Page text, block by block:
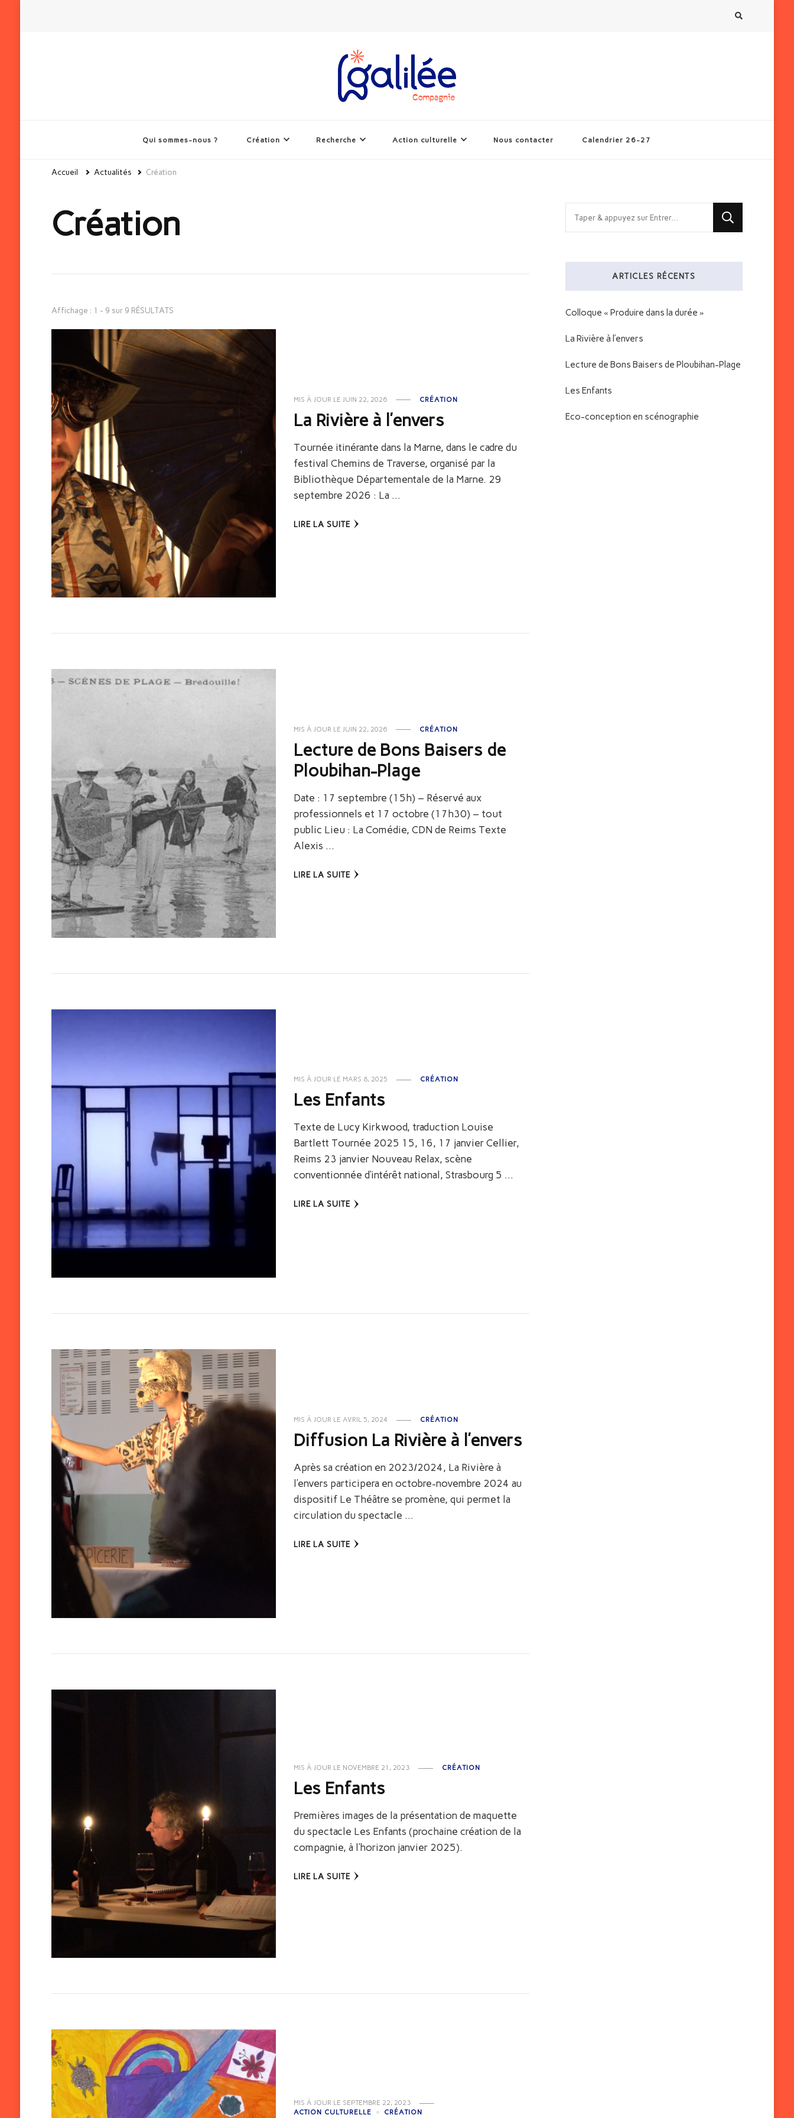
Qui sommes-nous ? Création Recherche Action culturelle Nous contacter Calendrier 26-27
Accueil Actualités Création
Création
Affichage : 1 - 9 sur 9 RÉSULTATS
MIS À JOUR LE JUIN 22, 2026 CRÉATION
La Rivière à l’envers
Tournée itinérante dans la Marne, dans le cadre du
festival Chemins de Traverse, organisé par la
Bibliothèque Départementale de la Marne. 29
septembre 2026 : La …
LIRE LA SUITE
MIS À JOUR LE JUIN 22, 2026 CRÉATION
Lecture de Bons Baisers de
Ploubihan-Plage
Date : 17 septembre (15h) – Réservé aux
professionnels et 17 octobre (17h30) – tout
public Lieu : La Comédie, CDN de Reims Texte
Alexis …
LIRE LA SUITE
MIS À JOUR LE MARS 8, 2025 CRÉATION
Les Enfants
Texte de Lucy Kirkwood, traduction Louise
Bartlett Tournée 2025 15, 16, 17 janvier Cellier,
Reims 23 janvier Nouveau Relax, scène
conventionnée d’intérêt national, Strasbourg 5 …
LIRE LA SUITE
MIS À JOUR LEAVRIL 5, 2024 CRÉATION
Diffusion La Rivière à l’envers
Après sa création en 2023/2024, La Rivière à
l’envers participera en octobre-novembre 2024 au
dispositif Le Théâtre se promène, qui permet la
circulation du spectacle …
LIRE LA SUITE
MIS À JOUR LE NOVEMBRE 21, 2023 CRÉATION
Les Enfants
Premières images de la présentation de maquette
du spectacle Les Enfants (prochaine création de la
compagnie, à l’horizon janvier 2025).
LIRE LA SUITE
MIS À JOUR LE SEPTEMBRE 22, 2023
ACTION CULTURELLE
CRÉATION
chose
ARTICLES RÉCENTS
Colloque « Produire dans la durée »
La Rivière à l’envers
Lecture de Bons Baisers de Ploubihan-Plage
Les Enfants
Eco-conception en scénographie